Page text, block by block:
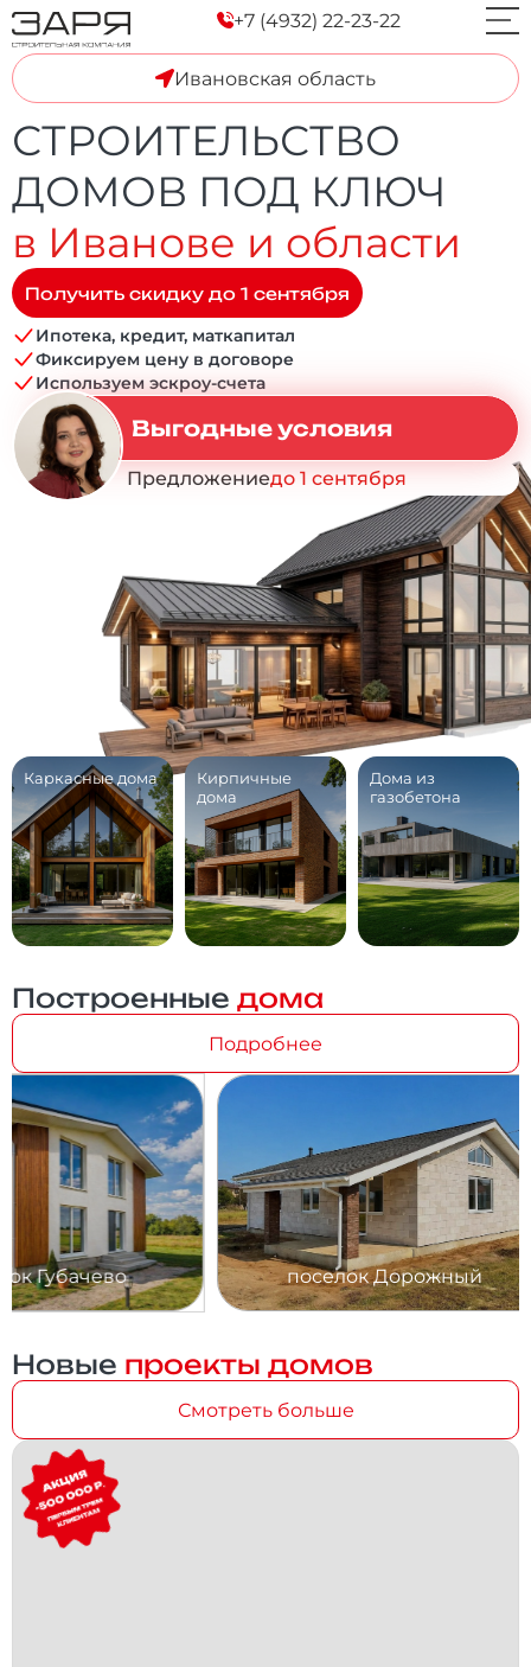
Ивановская область
+7 (4932) 22-23-22
СТРОИТЕЛЬСТВО
ДОМОВ ПОД КЛЮЧ
в Иванове и области
Получить скидку до 1 сентября
Ипотека, кредит, маткапитал
Фиксируем цену в договоре
Используем эскроу-счета
Выгодные условия
Предложениедо 1 сентября
Каркасные дома
Кирпичные
дома
Дома из
газобетона
Построенные дома
Подробнее
поселок Дорожный поселок
Новые проекты домов
Смотреть больше